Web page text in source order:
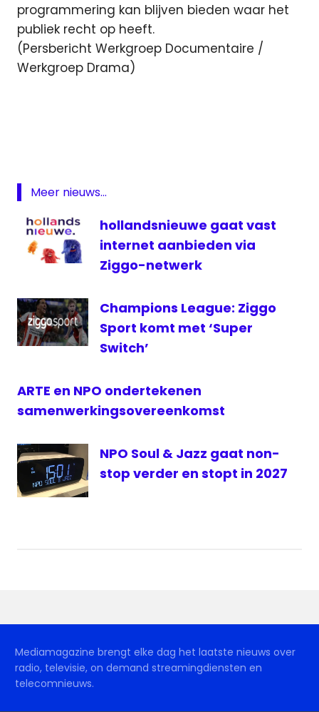
programmering kan blijven bieden waar het
publiek recht op heeft.
(Persbericht Werkgroep Documentaire /
Werkgroep Drama)
Rutte
serie
televisie
Meer nieuws...
hollandsnieuwe gaat vast
internet aanbieden via
Ziggo-netwerk
Champions League: Ziggo
Sport komt met ‘Super
Switch’
ARTE en NPO ondertekenen
samenwerkingsovereenkomst
NPO Soul & Jazz gaat non-
stop verder en stopt in 2027
Mediamagazine brengt elke dag het laatste nieuws over
radio, televisie, on demand streamingdiensten en
telecomnieuws.